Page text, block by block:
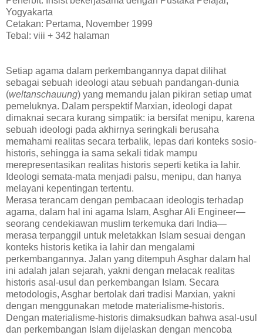
Yogyakarta
Cetakan: Pertama, November 1999
Tebal: viii + 342 halaman
Setiap agama dalam perkembangannya dapat dilihat
sebagai sebuah ideologi atau sebuah pandangan-dunia
(weltanschauung) yang memandu jalan pikiran setiap umat
pemeluknya. Dalam perspektif Marxian, ideologi dapat
dimaknai secara kurang simpatik: ia bersifat menipu, karena
sebuah ideologi pada akhirnya seringkali berusaha
memahami realitas secara terbalik, lepas dari konteks sosio-
historis, sehingga ia sama sekali tidak mampu
merepresentasikan realitas historis seperti ketika ia lahir.
Ideologi semata-mata menjadi palsu, menipu, dan hanya
melayani kepentingan tertentu.
Merasa terancam dengan pembacaan ideologis terhadap
agama, dalam hal ini agama Islam, Asghar Ali Engineer—
seorang cendekiawan muslim terkemuka dari India—
merasa terpanggil untuk meletakkan Islam sesuai dengan
konteks historis ketika ia lahir dan mengalami
perkembangannya. Jalan yang ditempuh Asghar dalam hal
ini adalah jalan sejarah, yakni dengan melacak realitas
historis asal-usul dan perkembangan Islam. Secara
metodologis, Asghar bertolak dari tradisi Marxian, yakni
dengan menggunakan metode materialisme-historis.
Dengan materialisme-historis dimaksudkan bahwa asal-usul
dan perkembangan Islam dijelaskan dengan mencoba